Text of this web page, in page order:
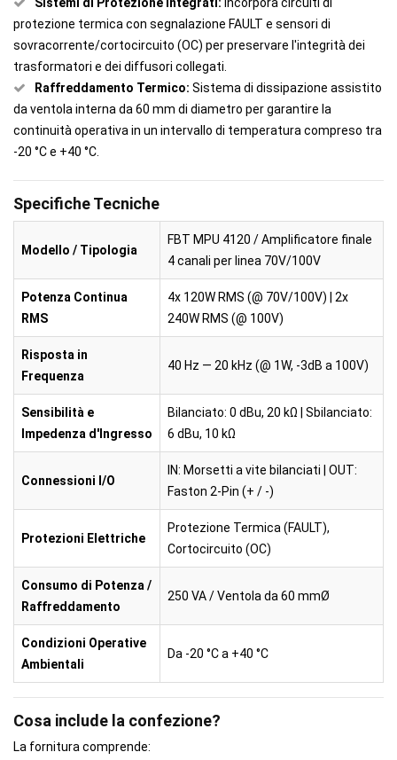
protezione termica con segnalazione FAULT e sensori di
sovracorrente/cortocircuito (OC) per preservare l'integrità dei
trasformatori e dei diffusori collegati.
Raffreddamento Termico: Sistema di dissipazione assistito
da ventola interna da 60 mm di diametro per garantire la
continuità operativa in un intervallo di temperatura compreso tra
-20 °C e +40 °C.
Specifiche Tecniche
Modello / Tipologia
FBT MPU 4120 / Amplificatore finale
4 canali per linea 70V/100V
Potenza Continua
RMS
4x 120W RMS (@ 70V/100V) | 2x
240W RMS (@ 100V)
Risposta in
Frequenza
40 Hz — 20 kHz (@ 1W, -3dB a 100V)
Sensibilità e
Impedenza d'Ingresso
Bilanciato: 0 dBu, 20 kΩ | Sbilanciato:
6 dBu, 10 kΩ
Connessioni I/O
IN: Morsetti a vite bilanciati | OUT:
Faston 2-Pin (+ / -)
Protezioni Elettriche
Protezione Termica (FAULT),
Cortocircuito (OC)
Consumo di Potenza /
Raffreddamento
250 VA / Ventola da 60 mmØ
Condizioni Operative
Ambientali
Da -20 °C a +40 °C
Cosa include la confezione?
La fornitura comprende: